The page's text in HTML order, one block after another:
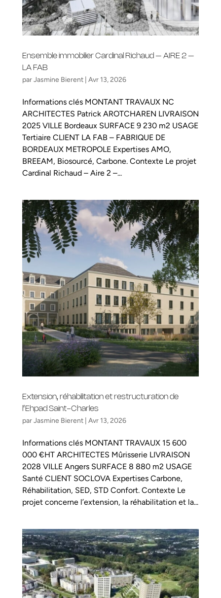
Ensemble immobilier Cardinal Richaud – AIRE 2 –
LA FAB
parJasmine Bierent| Avr 13, 2026
Informations clés MONTANT TRAVAUX NC
ARCHITECTES Patrick AROTCHAREN LIVRAISON
2025 VILLE Bordeaux SURFACE 9 230 m2 USAGE
Tertiaire CLIENT LA FAB – FABRIQUE DE
BORDEAUX METROPOLE Expertises AMO,
BREEAM, Biosourcé, Carbone. Contexte Le projet
Cardinal Richaud – Aire 2 –...
Extension, réhabilitation et restructuration de
l’Ehpad Saint-Charles
parJasmine Bierent| Avr 13, 2026
Informations clés MONTANT TRAVAUX 15 600
000 €HT ARCHITECTES Mûrisserie LIVRAISON
2028 VILLE Angers SURFACE 8 880 m2 USAGE
Santé CLIENT SOCLOVA Expertises Carbone,
Réhabilitation, SED, STD Confort. Contexte Le
projet concerne l’extension, la réhabilitation et la...